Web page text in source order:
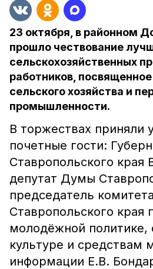
23 октября, в районном
прошло чествование
сельскохозяйственных
работников,
сельского хозяйства и
промышленности.
В торжествах приняли
почетные гости:
Ставропольского края
депутат Думы
председатель
Ставропольского края
молодёжной политике,
культуре и средствам
информации Е.В.